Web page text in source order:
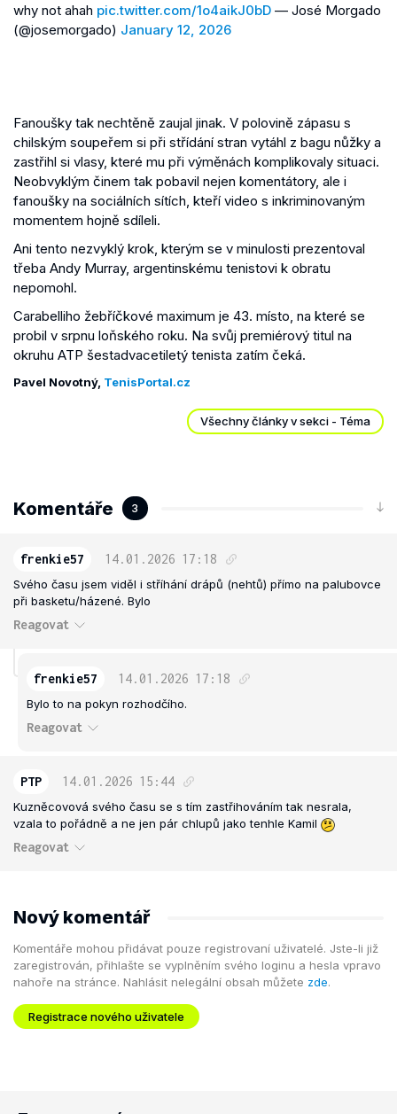
why not ahah pic.twitter.com/1o4aikJ0bD — José Morgado
(@josemorgado) January 12, 2026
Fanoušky tak nechtěně zaujal jinak. V polovině zápasu s
chilským soupeřem si při střídání stran vytáhl z bagu nůžky a
zastřihl si vlasy, které mu při výměnách komplikovaly situaci.
Neobvyklým činem tak pobavil nejen komentátory, ale i
fanoušky na sociálních sítích, kteří video s inkriminovaným
momentem hojně sdíleli.
Ani tento nezvyklý krok, kterým se v minulosti prezentoval
třeba Andy Murray, argentinskému tenistovi k obratu
nepomohl.
Carabelliho žebříčkové maximum je 43. místo, na které se
probil v srpnu loňského roku. Na svůj premiérový titul na
okruhu ATP šestadvacetiletý tenista zatím čeká.
Pavel Novotný, TenisPortal.cz
Všechny články v sekci - Téma
Komentáře 3
frenkie57 14.01.2026 17:18
Svého času jsem viděl i stříhání drápů (nehtů) přímo na palubovce
při basketu/házené. Bylo
Reagovat
frenkie57 14.01.2026 17:18
Bylo to na pokyn rozhodčího.
Reagovat
PTP 14.01.2026 15:44
Kuzněcovová svého času se s tím zastřihováním tak nesrala,
vzala to pořádně a ne jen pár chlupů jako tenhle Kamil
Reagovat
Nový komentář
Komentáře mohou přidávat pouze registrovaní uživatelé. Jste-li již
zaregistrován, přihlašte se vyplněním svého loginu a hesla vpravo
nahoře na stránce. Nahlásit nelegální obsah můžete zde.
Registrace nového uživatele